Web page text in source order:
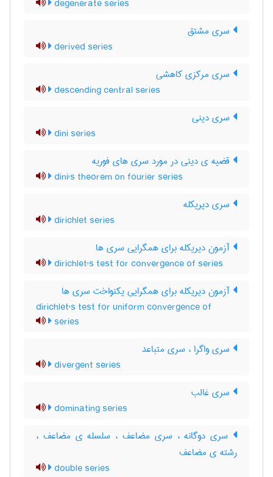
degenerate series
سری مشتق
derived series
سری مرکزی کاهشی
descending central series
سری دینی
dini series
قضیه ی دینی در مورد سری های فوریه
dini's theorem on fourier series
سری دیریکله
dirichlet series
آزمون دیریکله برای همگرایی سری ها
dirichlet's test for convergence of series
آزمون دیریکله برای همگرایی یکنواخت سری ها
dirichlet's test for uniform convergence of
series
سری واگرا ، سری متباعد
divergent series
سری غالب
dominating series
سری دوگانه ، سری مضاعف ، سلسله ی مضاعف ،
رشته ی مضاعف
double series